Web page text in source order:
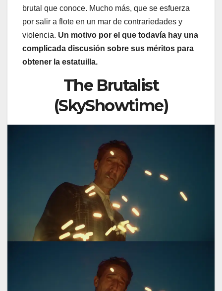
brutal que conoce. Mucho más, que se esfuerza
por salir a flote en un mar de contrariedades y
violencia. Un motivo por el que todavía hay una
complicada discusión sobre sus méritos para
obtener la estatuilla.
The Brutalist
(SkyShowtime)